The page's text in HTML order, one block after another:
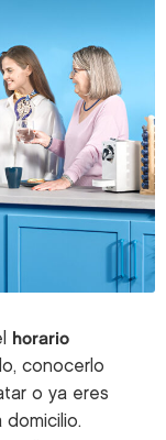
horario
conocerlo
o ya eres